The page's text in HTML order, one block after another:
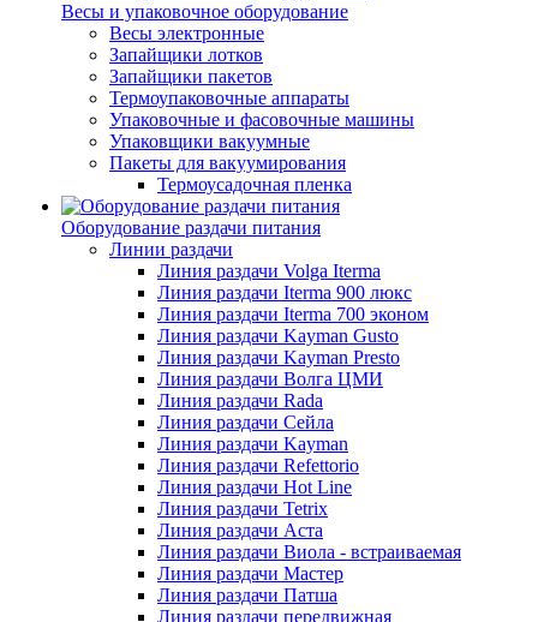
Весы и упаковочное оборудование
Весы электронные
Запайщики лотков
Запайщики пакетов
Термоупаковочные аппараты
Упаковочные и фасовочные машины
Упаковщики вакуумные
Пакеты для вакуумирования
Термоусадочная пленка
Оборудование раздачи питания
Линии раздачи
Линия раздачи Volga Iterma
Линия раздачи Iterma 900 люкс
Линия раздачи Iterma 700 эконом
Линия раздачи Kayman Gusto
Линия раздачи Kayman Presto
Линия раздачи Волга ЦМИ
Линия раздачи Rada
Линия раздачи Сейла
Линия раздачи Kayman
Линия раздачи Refettorio
Линия раздачи Hot Line
Линия раздачи Tetrix
Линия раздачи Аста
Линия раздачи Виола - встраиваемая
Линия раздачи Мастер
Линия раздачи Патша
Линия раздачи передвижная